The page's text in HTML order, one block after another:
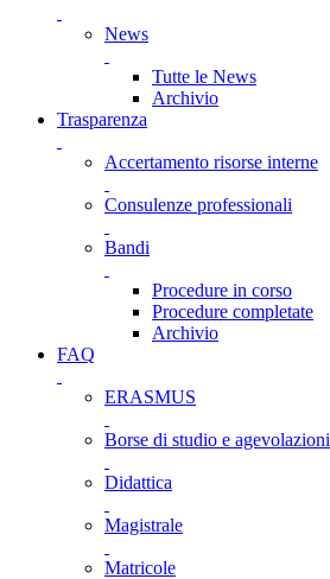
News
Tutte le News
Archivio
Trasparenza
Accertamento risorse interne
Consulenze professionali
Bandi
Procedure in corso
Procedure completate
Archivio
FAQ
ERASMUS
Borse di studio e agevolazioni
Didattica
Magistrale
Matricole